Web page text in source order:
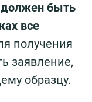
должен быть
все
получения
заявление,
образцу.